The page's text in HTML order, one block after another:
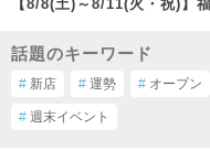
【8/8(土)～8/11(火・祝)】
話題のキーワード
# 新店 # 運勢 # オープン
# 週末イベント